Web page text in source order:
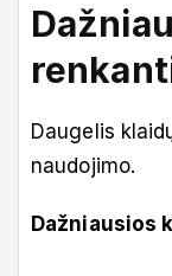
Daugelis
naudojimo.
Dažniausios